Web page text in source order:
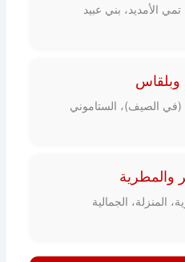
الأمديد، بني عبيد
وبلقاس
الصيف)، الستاموني
والمطرية
المنزلة، الجمالية